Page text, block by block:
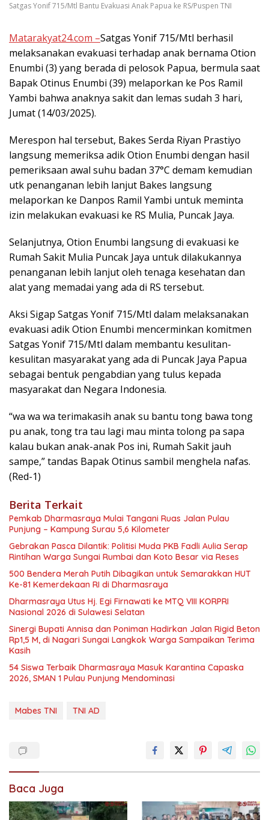
Satgas Yonif 715/Mtl Bantu Evakuasi Anak Papua ke RS/Puspen TNI
Matarakyat24.com –Satgas Yonif 715/Mtl berhasil
melaksanakan evakuasi terhadap anak bernama Otion
Enumbi (3) yang berada di pelosok Papua, bermula saat
Bapak Otinus Enumbi (39) melaporkan ke Pos Ramil
Yambi bahwa anaknya sakit dan lemas sudah 3 hari,
Jumat (14/03/2025).
Merespon hal tersebut, Bakes Serda Riyan Prastiyo
langsung memeriksa adik Otion Enumbi dengan hasil
pemeriksaan awal suhu badan 37°C demam kemudian
utk penanganan lebih lanjut Bakes langsung
melaporkan ke Danpos Ramil Yambi untuk meminta
izin melakukan evakuasi ke RS Mulia, Puncak Jaya.
Selanjutnya, Otion Enumbi langsung di evakuasi ke
Rumah Sakit Mulia Puncak Jaya untuk dilakukannya
penanganan lebih lanjut oleh tenaga kesehatan dan
alat yang memadai yang ada di RS tersebut.
Aksi Sigap Satgas Yonif 715/Mtl dalam melaksanakan
evakuasi adik Otion Enumbi mencerminkan komitmen
Satgas Yonif 715/Mtl dalam membantu kesulitan-
kesulitan masyarakat yang ada di Puncak Jaya Papua
sebagai bentuk pengabdian yang tulus kepada
masyarakat dan Negara Indonesia.
“wa wa wa terimakasih anak su bantu tong bawa tong
pu anak, tong tra tau lagi mau minta tolong pa sapa
kalau bukan anak-anak Pos ini, Rumah Sakit jauh
sampe,” tandas Bapak Otinus sambil menghela nafas.
(Red-1)
Berita Terkait
Pemkab Dharmasraya Mulai Tangani Ruas Jalan Pulau
Punjung – Kampung Surau 5,6 Kilometer
Gebrakan Pasca Dilantik: Politisi Muda PKB Fadli Aulia Serap
Rintihan Warga Sungai Rumbai dan Koto Besar via Reses
500 Bendera Merah Putih Dibagikan untuk Semarakkan HUT
Ke-81 Kemerdekaan RI di Dharmasraya
Dharmasraya Utus Hj. Egi Firnawati ke MTQ VIII KORPRI
Nasional 2026 di Sulawesi Selatan
Sinergi Bupati Annisa dan Poniman Hadirkan Jalan Rigid Beton
Rp1,5 M, di Nagari Sungai Langkok Warga Sampaikan Terima
Kasih
54 Siswa Terbaik Dharmasraya Masuk Karantina Capaska
2026, SMAN 1 Pulau Punjung Mendominasi
Mabes TNI TNI AD
Baca Juga